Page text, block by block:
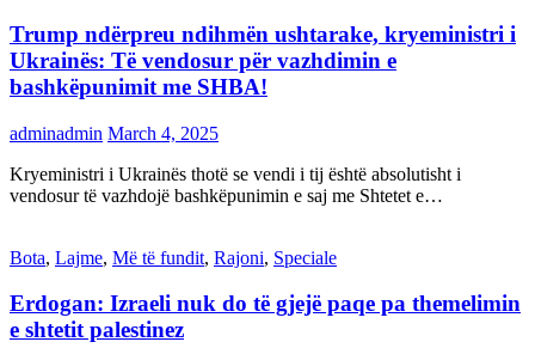
Trump ndërpreu ndihmën ushtarake, kryeministri i
Ukrainës: Të vendosur për vazhdimin e
bashkëpunimit me SHBA!
adminadmin March 4, 2025
Kryeministri i Ukrainës thotë se vendi i tij është absolutisht i
vendosur të vazhdojë bashkëpunimin e saj me Shtetet e…
Bota, Lajme, Më të fundit, Rajoni, Speciale
Erdogan: Izraeli nuk do të gjejë paqe pa themelimin
e shtetit palestinez